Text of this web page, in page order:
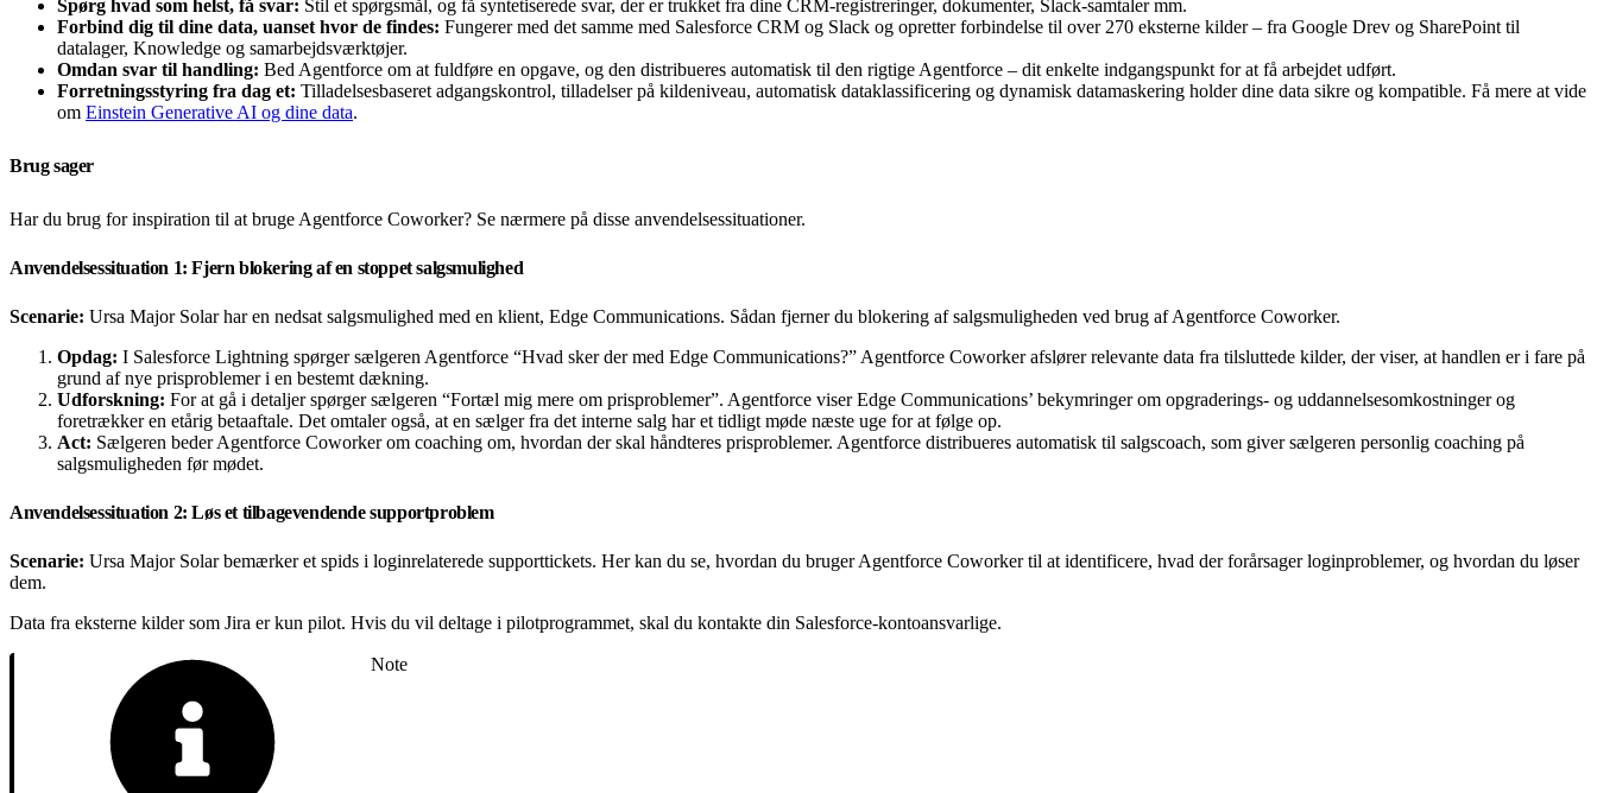
Spørg hvad som helst, få svar: Stil et spørgsmål, og få syntetiserede svar, der er trukket fra dine CRM-registreringer, dokumenter, Slack-samtaler mm.
Forbind dig til dine data, uanset hvor de findes: Fungerer med det samme med Salesforce CRM og Slack og opretter forbindelse til over 270 eksterne kilder – fra Google Drev og SharePoint til
datalager, Knowledge og samarbejdsværktøjer.
Omdan svar til handling: Bed Agentforce om at fuldføre en opgave, og den distribueres automatisk til den rigtige Agentforce – dit enkelte indgangspunkt for at få arbejdet udført.
Forretningsstyring fra dag et: Tilladelsesbaseret adgangskontrol, tilladelser på kildeniveau, automatisk dataklassificering og dynamisk datamaskering holder dine data sikre og kompatible. Få mere at vide
om Einstein Generative AI og dine data.
Brug sager
Har du brug for inspiration til at bruge Agentforce Coworker? Se nærmere på disse anvendelsessituationer.
Anvendelsessituation 1: Fjern blokering af en stoppet salgsmulighed
Scenarie: Ursa Major Solar har en nedsat salgsmulighed med en klient, Edge Communications. Sådan fjerner du blokering af salgsmuligheden ved brug af Agentforce Coworker.
Opdag: I Salesforce Lightning spørger sælgeren Agentforce “Hvad sker der med Edge Communications?” Agentforce Coworker afslører relevante data fra tilsluttede kilder, der viser, at handlen er i fare på
grund af nye prisproblemer i en bestemt dækning.
Udforskning: For at gå i detaljer spørger sælgeren “Fortæl mig mere om prisproblemer”. Agentforce viser Edge Communications’ bekymringer om opgraderings- og uddannelsesomkostninger og
foretrækker en etårig betaaftale. Det omtaler også, at en sælger fra det interne salg har et tidligt møde næste uge for at følge op.
Act: Sælgeren beder Agentforce Coworker om coaching om, hvordan der skal håndteres prisproblemer. Agentforce distribueres automatisk til salgscoach, som giver sælgeren personlig coaching på
salgsmuligheden før mødet.
Anvendelsessituation 2: Løs et tilbagevendende supportproblem
Scenarie: Ursa Major Solar bemærker et spids i loginrelaterede supporttickets. Her kan du se, hvordan du bruger Agentforce Coworker til at identificere, hvad der forårsager loginproblemer, og hvordan du løser
dem.
Data fra eksterne kilder som Jira er kun pilot. Hvis du vil deltage i pilotprogrammet, skal du kontakte din Salesforce-kontoansvarlige.
Note